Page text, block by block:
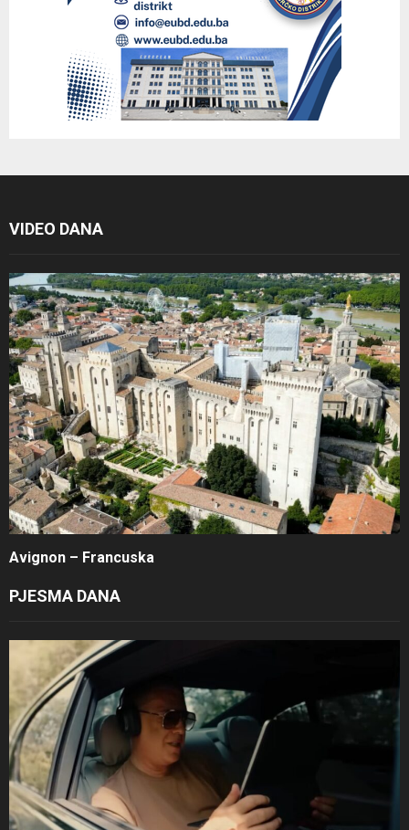
VIDEO DANA
Avignon – Francuska
PJESMA DANA